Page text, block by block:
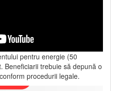
pentru energie (50
Beneficiarii trebuie să depună o
procedurii legale.